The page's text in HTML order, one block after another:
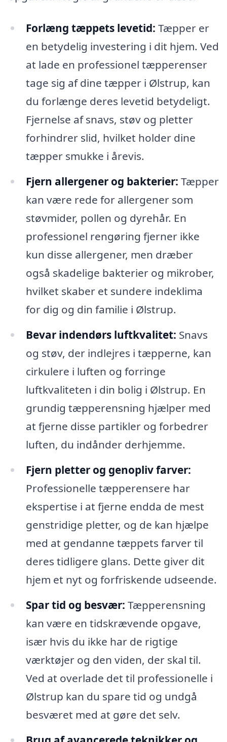
Forlæng tæppets levetid: Tæpper er
en betydelig investering i dit hjem. Ved
at lade en professionel tæpperenser
tage sig af dine tæpper i Ølstrup, kan
du forlænge deres levetid betydeligt.
Fjernelse af snavs, støv og pletter
forhindrer slid, hvilket holder dine
tæpper smukke i årevis.
Fjern allergener og bakterier: Tæpper
kan være rede for allergener som
støvmider, pollen og dyrehår. En
professionel rengøring fjerner ikke
kun disse allergener, men dræber
også skadelige bakterier og mikrober,
hvilket skaber et sundere indeklima
for dig og din familie i Ølstrup.
Bevar indendørs luftkvalitet: Snavs
og støv, der indlejres i tæpperne, kan
cirkulere i luften og forringe
luftkvaliteten i din bolig i Ølstrup. En
grundig tæpperensning hjælper med
at fjerne disse partikler og forbedrer
luften, du indånder derhjemme.
Fjern pletter og genopliv farver:
Professionelle tæpperensere har
ekspertise i at fjerne endda de mest
genstridige pletter, og de kan hjælpe
med at gendanne tæppets farver til
deres tidligere glans. Dette giver dit
hjem et nyt og forfriskende udseende.
Spar tid og besvær: Tæpperensning
kan være en tidskrævende opgave,
især hvis du ikke har de rigtige
værktøjer og den viden, der skal til.
Ved at overlade det til professionelle i
Ølstrup kan du spare tid og undgå
besværet med at gøre det selv.